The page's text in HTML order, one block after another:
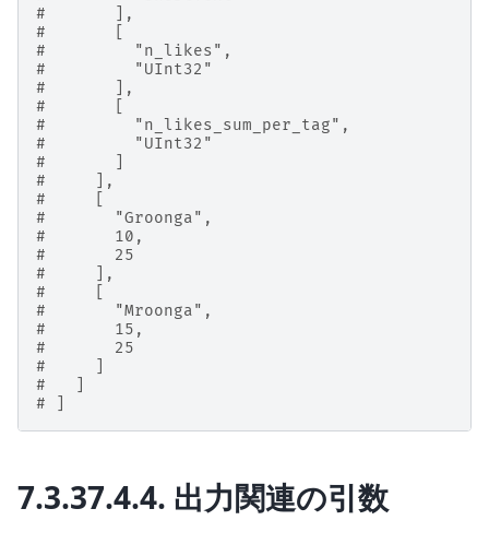
#       ],
#       [
#         "n_likes",
#         "UInt32"
#       ],
#       [
#         "n_likes_sum_per_tag",
#         "UInt32"
#       ]
#     ],
#     [
#       "Groonga",
#       10,
#       25
#     ],
#     [
#       "Mroonga",
#       15,
#       25
#     ]
#   ]
# ]
7.3.37.4.4. 出力関連の引数